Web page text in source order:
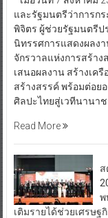
และรัฐมนตรีว่าการก
พิจิตร ผู้ช่วยรัฐมนตรีป
นิทรรศการแสดงผลงา
จักรวาลแห่งการสร้าง
เสนอผลงาน สร้างเค
สร้างสรรค์ พร้อมต่อ
ศิลปะไทยสู่เวทีนานา
Read More
ส
พ
เติมรายได้ช่วยเศรษฐ